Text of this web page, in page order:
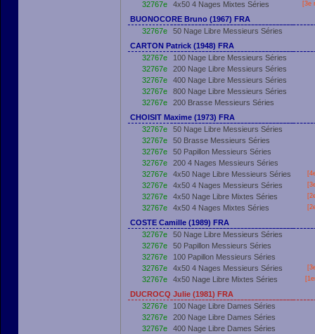
32767e 4x50 4 Nages Mixtes Séries [3e
BUONOCORE Bruno (1967) FRA
32767e
50 Nage Libre Messieurs Séries
CARTON Patrick (1948) FRA
32767e
100 Nage Libre Messieurs Séries
32767e
200 Nage Libre Messieurs Séries
32767e
400 Nage Libre Messieurs Séries
32767e
800 Nage Libre Messieurs Séries
32767e
200 Brasse Messieurs Séries
CHOISIT Maxime (1973) FRA
32767e
50 Nage Libre Messieurs Séries
32767e
50 Brasse Messieurs Séries
32767e
50 Papillon Messieurs Séries
32767e
200 4 Nages Messieurs Séries
32767e
4x50 Nage Libre Messieurs Séries
32767e 4x50 4 Nages Messieurs Séries
32767e 4x50 Nage Libre Mixtes Séries
32767e 4x50 4 Nages Mixtes Séries
COSTE Camille (1989) FRA
32767e
50 Nage Libre Messieurs Séries
32767e
50 Papillon Messieurs Séries
32767e
100 Papillon Messieurs Séries
32767e
4x50 4 Nages Messieurs Séries
32767e 4x50 Nage Libre Mixtes Séries [
DUCROCQ Julie (1981) FRA
32767e
100 Nage Libre Dames Séries
32767e
200 Nage Libre Dames Séries
32767e
400 Nage Libre Dames Séries